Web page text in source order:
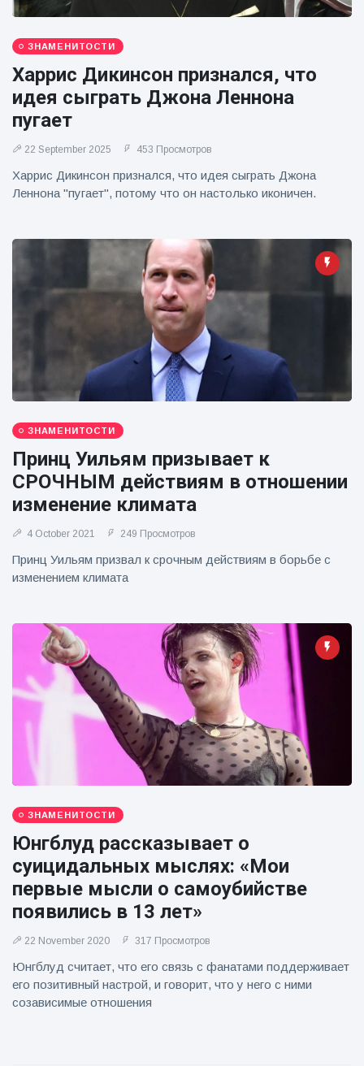
фейерверков из
машины
ЗНАМЕНИТОСТИ
Харрис Дикинсон признался, что
идея сыграть Джона Леннона
пугает
22 September 2025 453 Просмотров
Харрис Дикинсон признался, что идея сыграть Джона
Леннона "пугает", потому что он настолько иконичен.
ЗНАМЕНИТОСТИ
Принц Уильям призывает к
СРОЧНЫМ действиям в отношении
изменение климата
4 October 2021 249 Просмотров
Принц Уильям призвал к срочным действиям в борьбе с
изменением климата
ЗНАМЕНИТОСТИ
Юнгблуд рассказывает о
суицидальных мыслях: «Мои
первые мысли о самоубийстве
появились в 13 лет»
22 November 2020 317 Просмотров
Юнгблуд считает, что его связь с фанатами поддерживает
его позитивный настрой, и говорит, что у него с ними
созависимые отношения